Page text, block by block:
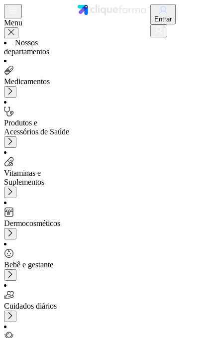
Menu
Nossos
departamentos
Medicamentos
Produtos e
Acessórios de Saúde
Vitaminas e
Suplementos
Dermocosméticos
Bebê e gestante
Cuidados diários
Entrar